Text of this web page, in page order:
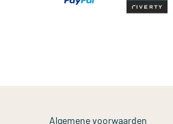
Algemene voorwaarden